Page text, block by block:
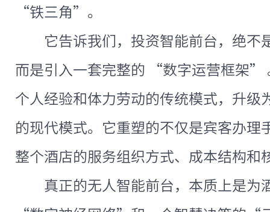
“铁三角”。
它告诉我们，投资智能前台，绝不
而是引入一套完整的 “数字运营框架”
个人经验和体力劳动的传统模式，升级
的现代模式。它重塑的不仅是宾客办理
整个酒店的服务组织方式、成本结构和
真正的无人智能前台，本质上是为